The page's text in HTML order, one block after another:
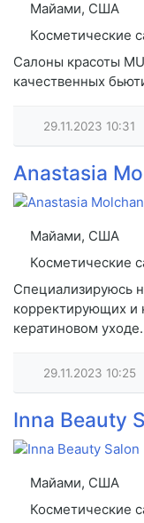
Майами, США
Косметические
Салоны красоты
качественных
29.11.2023 10:31
Anastasia
Майами, США
Косметические
Специализируюсь
корректирующих и
кератиновом
29.11.2023 10:25
Inna Beauty
Майами, США
Косметические